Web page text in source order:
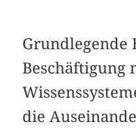
Grundlegende
Beschäftigung
die